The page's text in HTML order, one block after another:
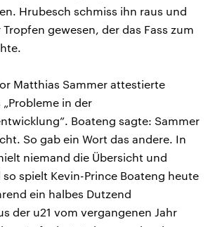
Hrubesch schmiss ihn raus und
gewesen, der das Fass zum
Matthias Sammer attestierte
in der
Boateng sagte: Sammer
So gab ein Wort das andere. In
niemand die Übersicht und
so spielt Kevin-Prince Boateng heute
ein halbes Dutzend
der u21 vom vergangenen Jahr